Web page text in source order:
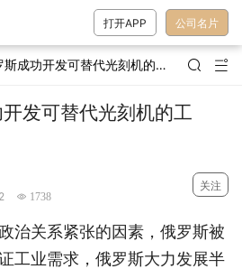
打开APP 公司名片
凡亿专栏 | 逆天！俄罗斯成功开发可替代光刻机的工具？  
发可替代光刻机的工
 1738
关注
治关系紧张的因素，俄罗斯被
工业需求，俄罗斯大力发展半